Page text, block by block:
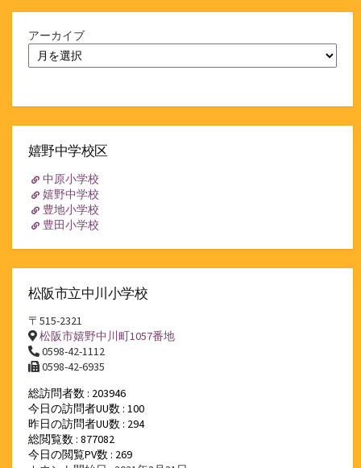
アーカイブ
嬉野中学校区
中原小学校
嬉野中学校
豊地小学校
豊田小学校
松阪市立中川小学校
〒515-2321
松阪市嬉野中川町1057番地
0598-42-1112
0598-42-6935
総訪問者数 : 203946
今日の訪問者UU数 : 100
昨日の訪問者UU数 : 294
総閲覧数 : 877082
今日の閲覧PV数 : 269